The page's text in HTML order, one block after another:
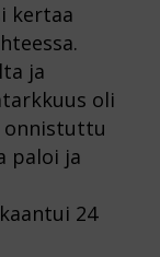
kertaa
ja
oli
onnistuttu
paloi ja
24